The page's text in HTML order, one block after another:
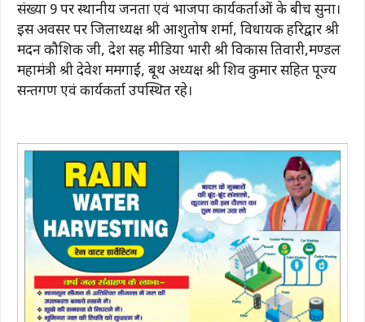
संख्या 9 पर स्थानीय जनता एवं भाजपा कार्यकर्ताओं के बीच सुना।
इस अवसर पर जिलाध्यक्ष श्री आशुतोष शर्मा, विधायक हरिद्वार श्री
मदन कौशिक जी, प्रदेश सह मीडिया प्रभारी श्री विकास तिवारी,मण्डल
महामंत्री श्री देवेश ममगाईं, बूथ अध्यक्ष श्री शिव कुमार सहित पूज्य
सन्तगण एवं कार्यकर्ता उपस्थित रहे।